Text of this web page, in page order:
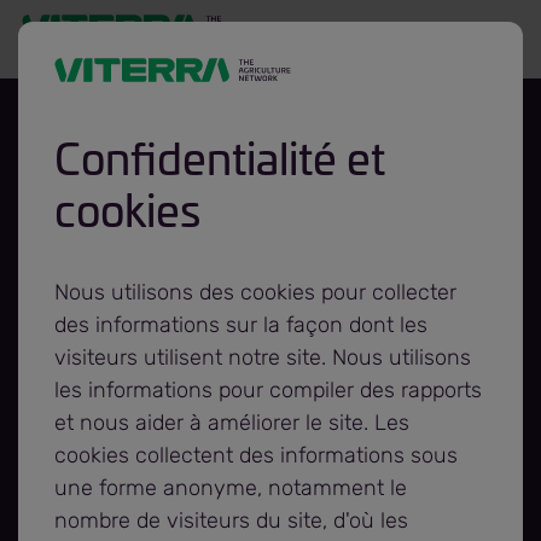
L’installation
Viterra de
Weyburn
remporte le prix
Élévateur à grains
Confidentialité et
cookies
Nous utilisons des cookies pour collecter
des informations sur la façon dont les
visiteurs utilisent notre site. Nous utilisons
les informations pour compiler des rapports
et nous aider à améliorer le site. Les
cookies collectent des informations sous
une forme anonyme, notamment le
nombre de visiteurs du site, d'où les